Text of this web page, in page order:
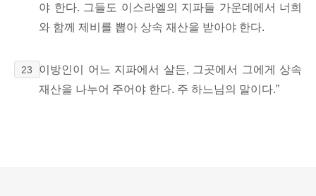
야 한다. 그들도 이스라엘의 지파들 가운데에서 너희
와 함께 제비를 뽑아 상속 재산을 받아야 한다.
23
이방인이 어느 지파에서 살든, 그곳에서 그에게 상속
재산을 나누어 주어야 한다. 주 하느님의 말이다.”